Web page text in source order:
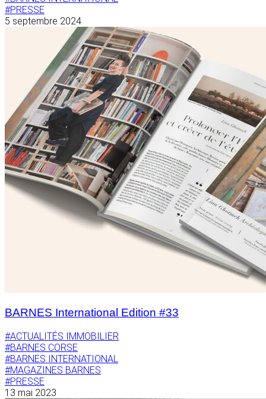
#PRESSE
5 septembre 2024
BARNES International Edition #33
#ACTUALITÉS IMMOBILIER
#BARNES CORSE
#BARNES INTERNATIONAL
#MAGAZINES BARNES
#PRESSE
13 mai 2023